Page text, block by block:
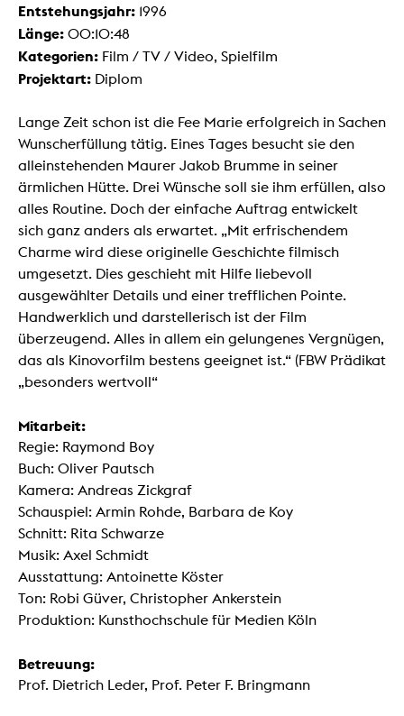
Entstehungsjahr: 1996
Länge: 00:10:48
Kategorien: Film / TV / Video, Spielfilm
Projektart: Diplom
Lange Zeit schon ist die Fee Marie erfolgreich in Sachen
Wunscherfüllung tätig. Eines Tages besucht sie den
alleinstehenden Maurer Jakob Brumme in seiner
ärmlichen Hütte. Drei Wünsche soll sie ihm erfüllen, also
alles Routine. Doch der einfache Auftrag entwickelt
sich ganz anders als erwartet. „Mit erfrischendem
Charme wird diese originelle Geschichte filmisch
umgesetzt. Dies geschieht mit Hilfe liebevoll
ausgewählter Details und einer trefflichen Pointe.
Handwerklich und darstellerisch ist der Film
überzeugend. Alles in allem ein gelungenes Vergnügen,
das als Kinovorfilm bestens geeignet ist.“ (FBW Prädikat
„besonders wertvoll“
Mitarbeit:
Regie: Raymond Boy
Buch: Oliver Pautsch
Kamera: Andreas Zickgraf
Schauspiel: Armin Rohde, Barbara de Koy
Schnitt: Rita Schwarze
Musik: Axel Schmidt
Ausstattung: Antoinette Köster
Ton: Robi Güver, Christopher Ankerstein
Produktion: Kunsthochschule für Medien Köln
Betreuung:
Prof. Dietrich Leder, Prof. Peter F. Bringmann